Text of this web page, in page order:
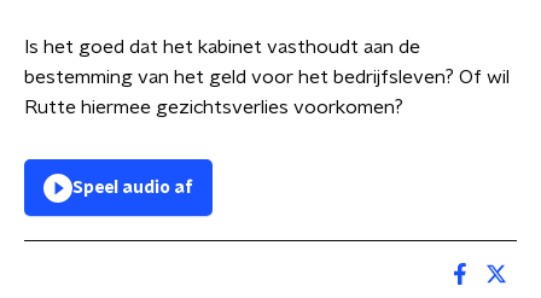
Is het goed dat het kabinet vasthoudt aan de
bestemming van het geld voor het bedrijfsleven? Of wil
Rutte hiermee gezichtsverlies voorkomen?
Speel audio af